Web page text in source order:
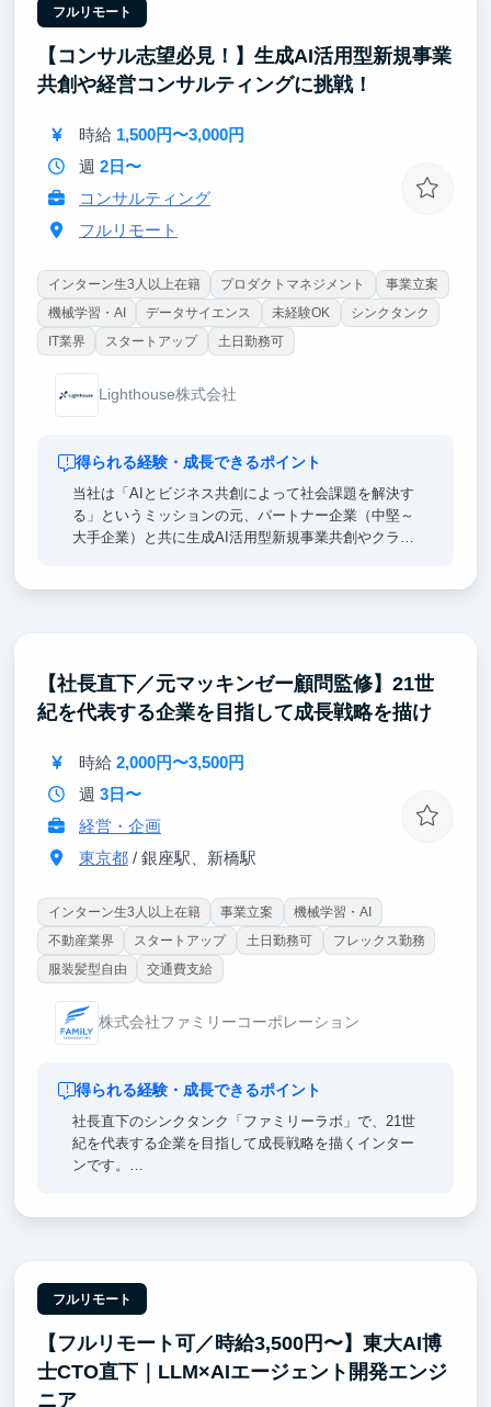
案からAI実装まで一気通貫で関与。
リサーチに留まらず、プロジェクトに当事者として大
きく裁量を持って入り込んでいただきます。
【東大早慶8割】
けで視座が高まる刺激を受けることができます。
過去インターン生は戦略コンサル・外銀・総合商社等
フルリモート
【コンサル志望必見！】生成AI活用型新規事業
共創や経営コンサルティングに挑戦！
時給 1,500円〜3,000円
週 2日〜
コンサルティング
フルリモート
インターン生3人以上在籍 プロダクトマネジメント
事業立案
機械学習・AI
データサイエンス 未経験OK
シンクタンク
IT業界
スタートアップ 土日勤務可
Lighthouse株式会社
得られる経験・成長できるポイント
当社は「AIとビジネス共創によって社会課題を解決す
る」というミッションの元、パートナー企業（中堅～
大手企業）と共に生成AI活用型新規事業共創やクライ
ルそれぞれの素養が必要になるため、当社にはそれぞ
れに見識を持ったメンバーが集まっています。
インターン生の方は、新規事業共創、コンサルティン
革する力」を体感頂くことが可能です。
【社長直下／元マッキンゼー顧問監修】21世
紀を代表する企業を目指して成長戦略を描け
時給 2,000円〜3,500円
週 3日〜
経営・企画
東京都/ 銀座駅、新橋駅
インターン生3人以上在籍 事業立案
機械学習・AI
不動産業界
スタートアップ 土日勤務可
フレックス勤務
服装髪型自由
交通費支給
株式会社ファミリーコーポレーション
得られる経験・成長できるポイント
社長直下のシンクタンク「ファミリーラボ」で、21世
紀を代表する企業を目指して成長戦略を描くインター
ンです。
2. 元マッキンゼーの顧問が直接レビュー
アウトプットは元マッキンゼーの顧問が直接レビュ
ー。戦略コンサルの思考法を実務で学べます。
フルリモート
【フルリモート可／時給3,500円〜】東大AI博
士CTO直下｜LLM×AIエージェント開発エンジ
ニア